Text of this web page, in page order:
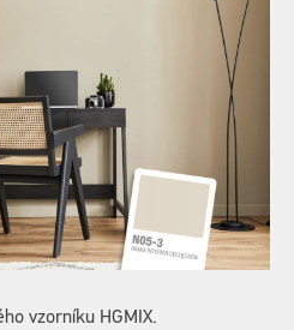
vzorníku HGMIX.